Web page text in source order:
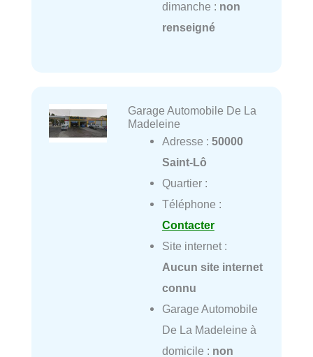
dimanche : non
renseigné
Garage Automobile De La
Madeleine
Adresse : 50000
Saint-Lô
Quartier :
Téléphone :
Contacter
Site internet :
Aucun site internet
connu
Garage Automobile
De La Madeleine à
domicile : non